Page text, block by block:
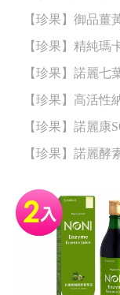
【珍果】御品薑
【珍果】精純瑪
【珍果】諾麗七
【珍果】高活性
【珍果】諾麗康
【珍果】諾麗酵